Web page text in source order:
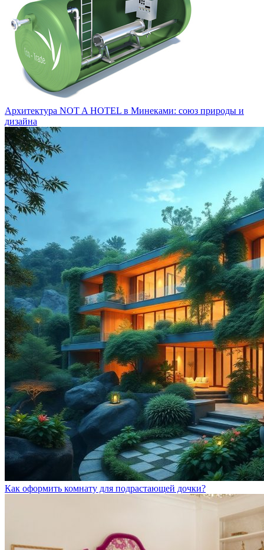
Архитектура NOT A HOTEL в Минеками: союз природы и
дизайна
Как оформить комнату для подрастающей дочки?